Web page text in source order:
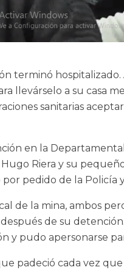
terminó
llevárselo a su casa
sanitarias
en la
Riera y su
pedido de la Policía
de la mina, ambos
de su
y pudo apersonarse
padeció cada vez